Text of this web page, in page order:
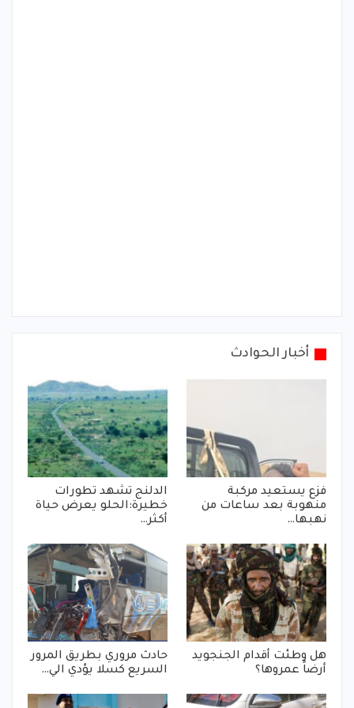
أخبار الحوادث
فزع يستعيد مركبة
منهوبة بعد ساعات من
نهبها…
الدلنج تشهد تطورات
خطيرة:الحلو يعرض حياة
أكثر…
هل وطئت أقدام الجنجويد
أرضاً عمروها؟
حادث مروري بطريق المرور
السريع كسلا يؤدي الي…